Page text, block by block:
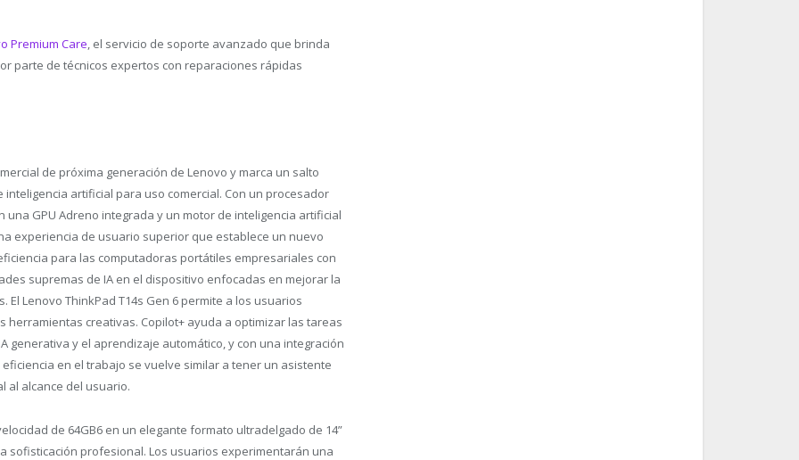
Premium Care, el servicio de soporte avanzado que brinda
parte de técnicos expertos con reparaciones rápidas
de próxima generación de Lenovo y marca un salto
artificial para uso comercial. Con un procesador
GPU Adreno integrada y un motor de inteligencia artificial
experiencia de usuario superior que establece un nuevo
para las computadoras portátiles empresariales con
supremas de IA en el dispositivo enfocadas en mejorar la
Lenovo ThinkPad T14s Gen 6 permite a los usuarios
creativas. Copilot+ ayuda a optimizar las tareas
generativa y el aprendizaje automático, y con una integración
en el trabajo se vuelve similar a tener un asistente
al alcance del usuario.
de 64GB6 en un elegante formato ultradelgado de 14”
sofisticación profesional. Los usuarios experimentarán una